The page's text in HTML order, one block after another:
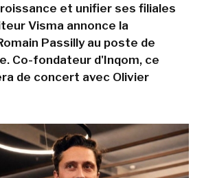
et unifier ses filiales
Visma annonce la
Passilly au poste de
Co-fondateur d'Inqom, ce
de concert avec Olivier